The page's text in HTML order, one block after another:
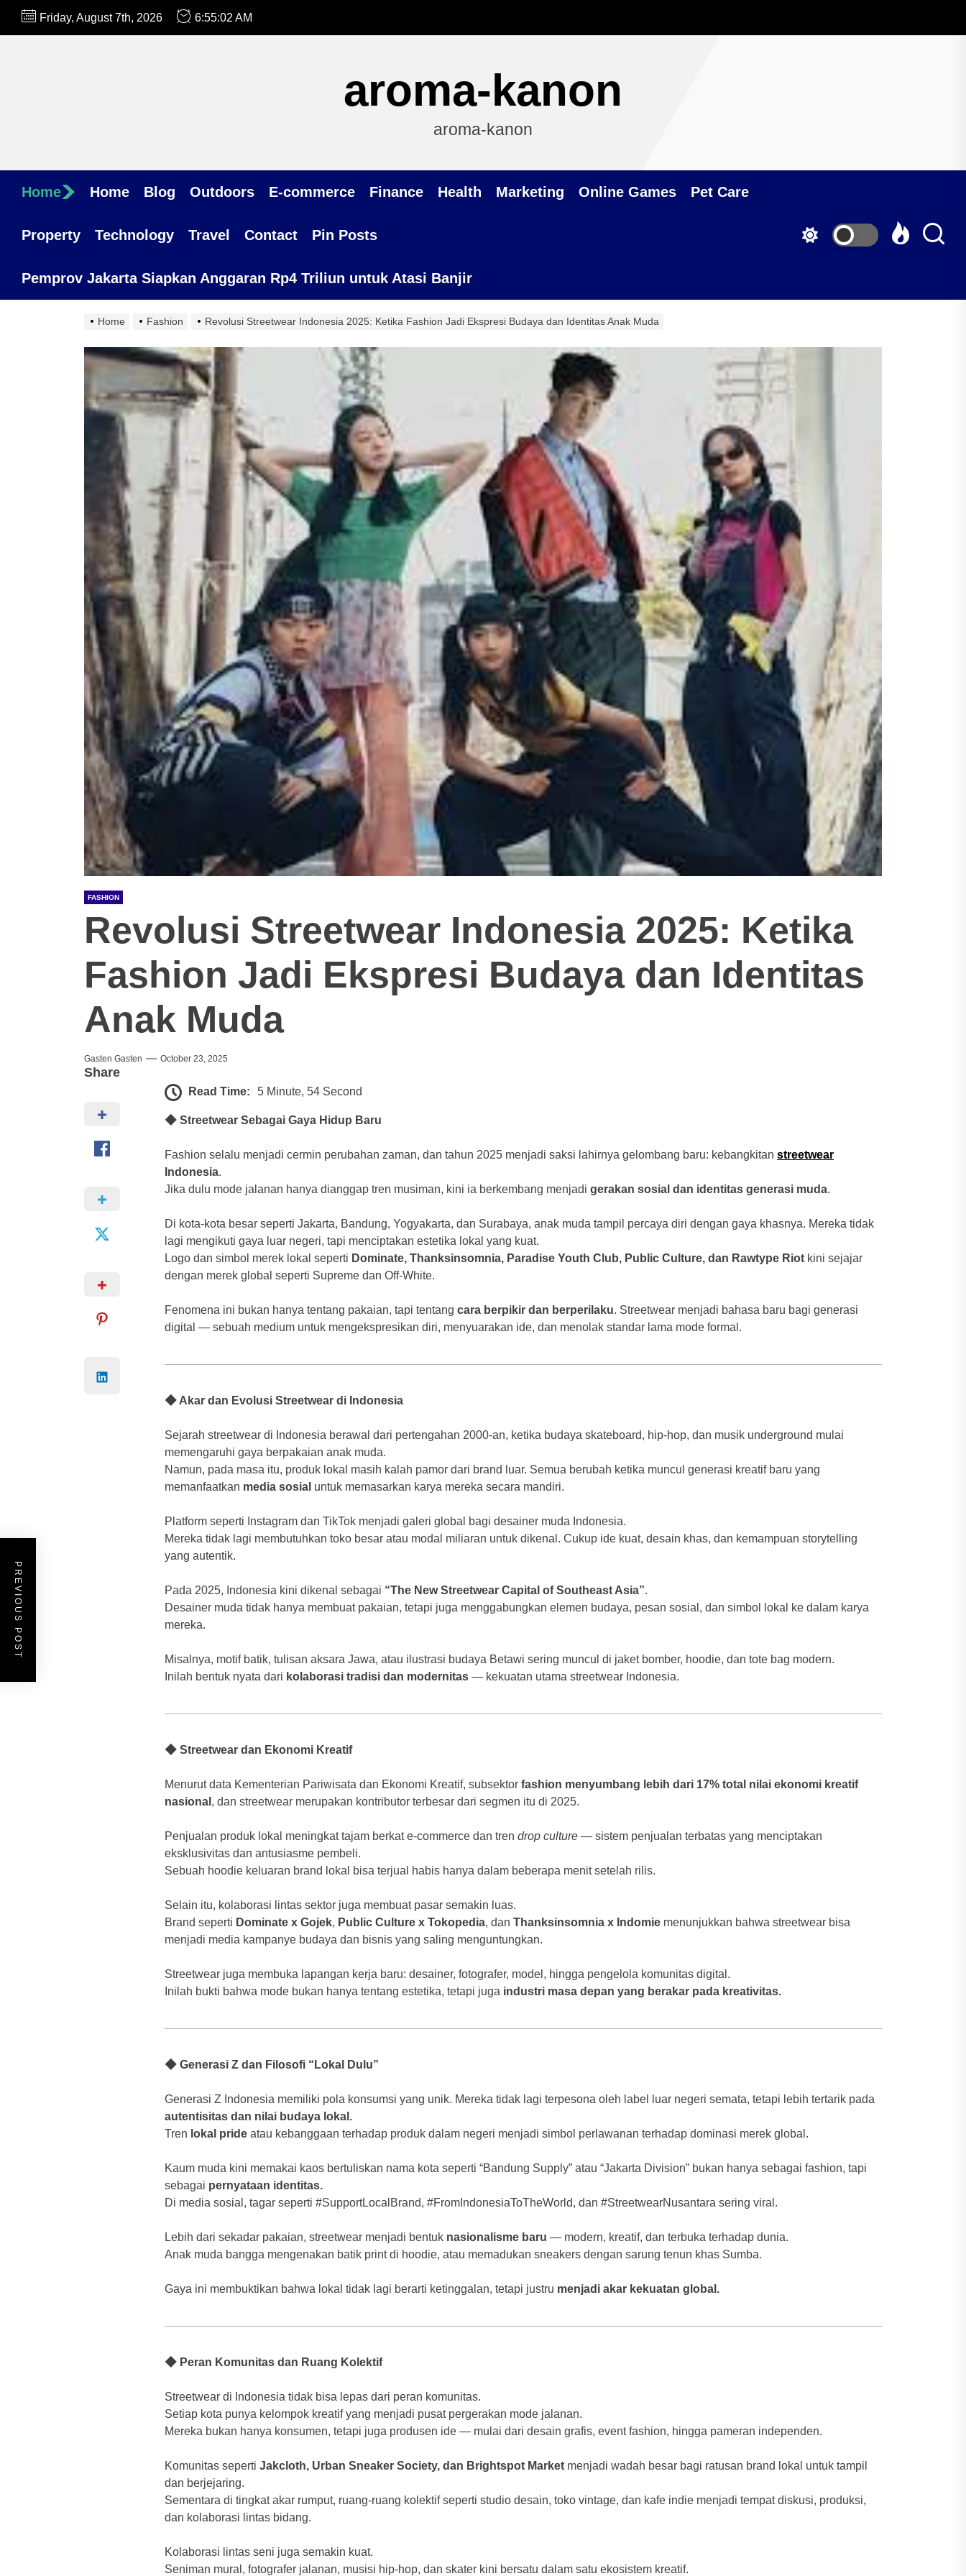
Skip
Friday, August 7th, 2026 6:55:03 AM
aroma-kanon
aroma-kanon
Home Home Blog Outdoors E-commerce Finance Health Marketing Online Games Pet Care
Property Technology Travel Contact Pin Posts
Pemprov Jakarta Siapkan Anggaran Rp4 Triliun untuk Atasi Banjir
Home Fashion Revolusi Streetwear Indonesia 2025: Ketika Fashion Jadi Ekspresi Budaya dan Identitas Anak Muda
FASHION
Revolusi Streetwear Indonesia 2025: Ketika
Fashion Jadi Ekspresi Budaya dan Identitas
Anak Muda
Gasten Gasten October 23, 2025
Share
Read Time: 5 Minute, 54 Second
◆ Streetwear Sebagai Gaya Hidup Baru
Fashion selalu menjadi cermin perubahan zaman, dan tahun 2025 menjadi saksi lahirnya gelombang baru: kebangkitan streetwear
Indonesia.
Jika dulu mode jalanan hanya dianggap tren musiman, kini ia berkembang menjadi gerakan sosial dan identitas generasi muda.
Di kota-kota besar seperti Jakarta, Bandung, Yogyakarta, dan Surabaya, anak muda tampil percaya diri dengan gaya khasnya. Mereka tidak
lagi mengikuti gaya luar negeri, tapi menciptakan estetika lokal yang kuat.
Logo dan simbol merek lokal seperti Dominate, Thanksinsomnia, Paradise Youth Club, Public Culture, dan Rawtype Riotkini sejajar
dengan merek global seperti Supreme dan Off-White.
Fenomena ini bukan hanya tentang pakaian, tapi tentang cara berpikir dan berperilaku. Streetwear menjadi bahasa baru bagi generasi
digital — sebuah medium untuk mengekspresikan diri, menyuarakan ide, dan menolak standar lama mode formal.
◆ Akar dan Evolusi Streetwear di Indonesia
Sejarah streetwear di Indonesia berawal dari pertengahan 2000-an, ketika budaya skateboard, hip-hop, dan musik underground mulai
memengaruhi gaya berpakaian anak muda.
Namun, pada masa itu, produk lokal masih kalah pamor dari brand luar. Semua berubah ketika muncul generasi kreatif baru yang
memanfaatkan media sosial untuk memasarkan karya mereka secara mandiri.
Platform seperti Instagram dan TikTok menjadi galeri global bagi desainer muda Indonesia.
Mereka tidak lagi membutuhkan toko besar atau modal miliaran untuk dikenal. Cukup ide kuat, desain khas, dan kemampuan storytelling
yang autentik.
Pada 2025, Indonesia kini dikenal sebagai “The New Streetwear Capital of Southeast Asia”.
Desainer muda tidak hanya membuat pakaian, tetapi juga menggabungkan elemen budaya, pesan sosial, dan simbol lokal ke dalam karya
mereka.
Misalnya, motif batik, tulisan aksara Jawa, atau ilustrasi budaya Betawi sering muncul di jaket bomber, hoodie, dan tote bag modern.
Inilah bentuk nyata dari kolaborasi tradisi dan modernitas— kekuatan utama streetwear Indonesia.
◆ Streetwear dan Ekonomi Kreatif
Menurut data Kementerian Pariwisata dan Ekonomi Kreatif, subsektor fashion menyumbang lebih dari 17% total nilai ekonomi kreatif
nasional , dan streetwear merupakan kontributor terbesar dari segmen itu di 2025.
Penjualan produk lokal meningkat tajam berkat e-commerce dan tren drop culture— sistem penjualan terbatas yang menciptakan
eksklusivitas dan antusiasme pembeli.
Sebuah hoodie keluaran brand lokal bisa terjual habis hanya dalam beberapa menit setelah rilis.
Selain itu, kolaborasi lintas sektor juga membuat pasar semakin luas.
Brand seperti Dominate x Gojek, Public Culture x Tokopedia, dan Thanksinsomnia x Indomiemenunjukkan bahwa streetwear bisa
menjadi media kampanye budaya dan bisnis yang saling menguntungkan.
Streetwear juga membuka lapangan kerja baru: desainer, fotografer, model, hingga pengelola komunitas digital.
Inilah bukti bahwa mode bukan hanya tentang estetika, tetapi juga industri masa depan yang berakar pada kreativitas.
◆ Generasi Z dan Filosofi “Lokal Dulu”
Generasi Z Indonesia memiliki pola konsumsi yang unik. Mereka tidak lagi terpesona oleh label luar negeri semata, tetapi lebih tertarik pada
autentisitas dan nilai budaya lokal.
Tren lokal prideatau kebanggaan terhadap produk dalam negeri menjadi simbol perlawanan terhadap dominasi merek global.
Kaum muda kini memakai kaos bertuliskan nama kota seperti “Bandung Supply” atau “Jakarta Division” bukan hanya sebagai fashion, tapi
sebagai pernyataan identitas.
Di media sosial, tagar seperti #SupportLocalBrand, #FromIndonesiaToTheWorld, dan #StreetwearNusantara sering viral.
Lebih dari sekadar pakaian, streetwear menjadi bentuk nasionalisme baru — modern, kreatif, dan terbuka terhadap dunia.
Anak muda bangga mengenakan batik print di hoodie, atau memadukan sneakers dengan sarung tenun khas Sumba.
Gaya ini membuktikan bahwa lokal tidak lagi berarti ketinggalan, tetapi justru menjadi akar kekuatan global.
◆ Peran Komunitas dan Ruang Kolektif
Streetwear di Indonesia tidak bisa lepas dari peran komunitas.
Setiap kota punya kelompok kreatif yang menjadi pusat pergerakan mode jalanan.
Mereka bukan hanya konsumen, tetapi juga produsen ide — mulai dari desain grafis, event fashion, hingga pameran independen.
Komunitas seperti Jakcloth, Urban Sneaker Society, dan Brightspot Marketmenjadi wadah besar bagi ratusan brand lokal untuk tampil
dan berjejaring.
Sementara di tingkat akar rumput, ruang-ruang kolektif seperti studio desain, toko vintage, dan kafe indie menjadi tempat diskusi, produksi,
dan kolaborasi lintas bidang.
Kolaborasi lintas seni juga semakin kuat.
Seniman mural, fotografer jalanan, musisi hip-hop, dan skater kini bersatu dalam satu ekosistem kreatif.
PREVIOUS POST